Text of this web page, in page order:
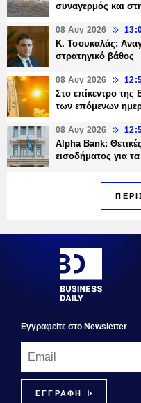
συναγερμός και
08 Αυγ 2026
Κ. Τσουκαλάς:
στρατηγικό βάθος
08 Αυγ 2026
Στο επίκεντρο της
των επόμενων
08 Αυγ 2026
Alpha Bank:
εισοδήματος για
Εγγραφεiτε στο Newsletter